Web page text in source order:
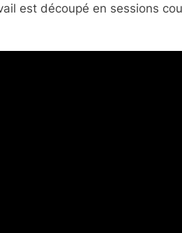
est découpé en sessions